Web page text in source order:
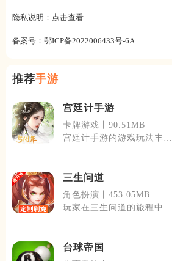
隐私说明： 点击查看
备案号： 鄂ICP备2022006433号-6A
推荐手游
宫廷计手游
卡牌游戏丨90.51MB
宫廷计手游的游戏玩法丰富
三生问道
角色扮演丨453.05MB
玩家在三生问道的旅程中，
台球帝国